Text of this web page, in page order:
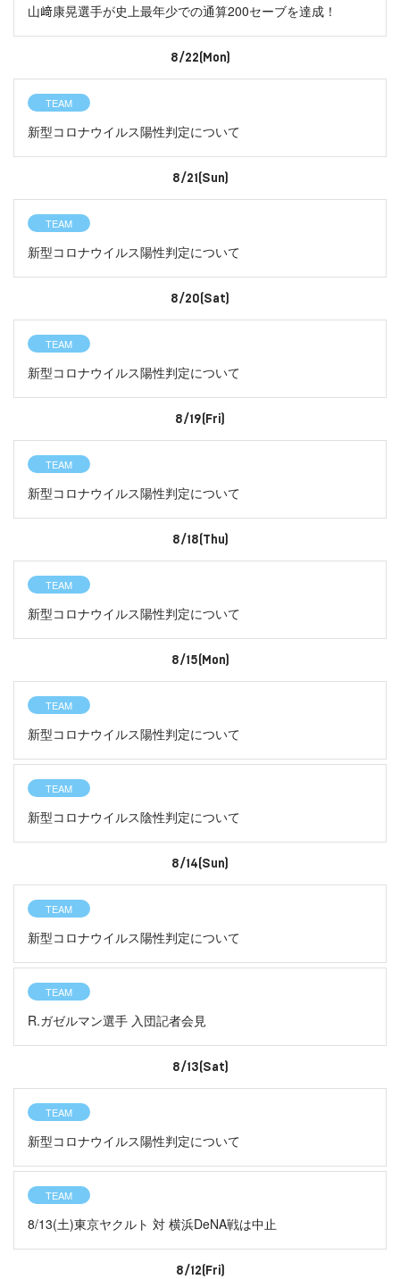
山﨑康晃選手が史上最年少での通算200セーブを達成！
8/22(Mon)
TEAM
新型コロナウイルス陽性判定について
8/21(Sun)
TEAM
新型コロナウイルス陽性判定について
8/20(Sat)
TEAM
新型コロナウイルス陽性判定について
8/19(Fri)
TEAM
新型コロナウイルス陽性判定について
8/18(Thu)
TEAM
新型コロナウイルス陽性判定について
8/15(Mon)
TEAM
新型コロナウイルス陽性判定について
TEAM
新型コロナウイルス陰性判定について
8/14(Sun)
TEAM
新型コロナウイルス陽性判定について
TEAM
R.ガゼルマン選手 入団記者会見
8/13(Sat)
TEAM
新型コロナウイルス陽性判定について
TEAM
8/13(土)東京ヤクルト 対 横浜DeNA戦は中止
8/12(Fri)